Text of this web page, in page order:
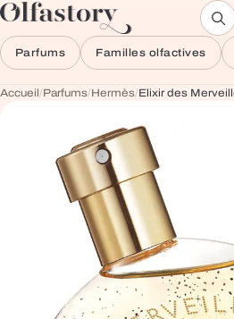
Aller au contenu
Parfums Familles olfactives
Accueil/Parfums/Hermès/Elixir des